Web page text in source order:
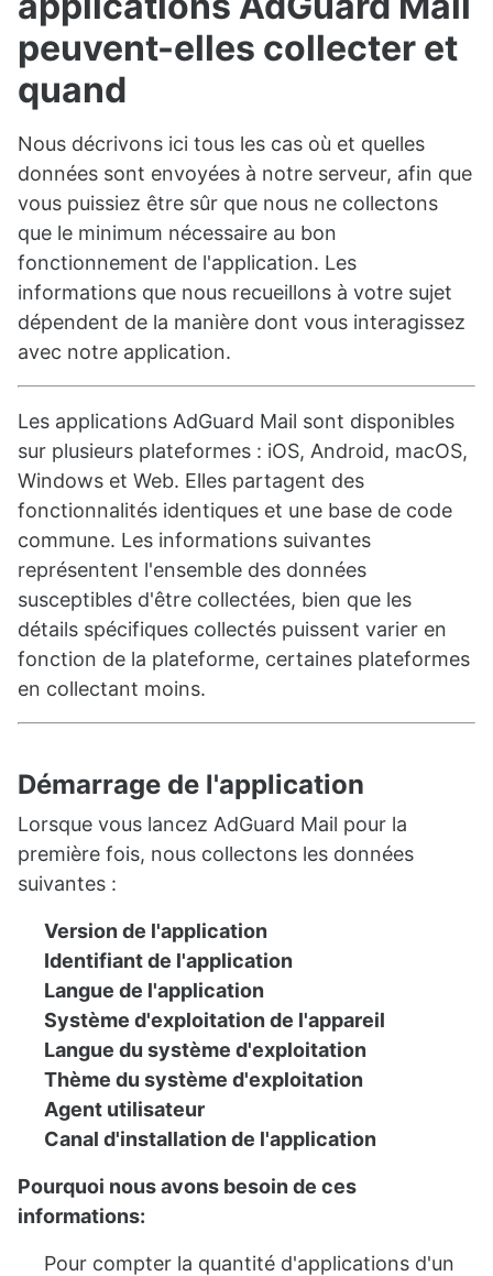
peuvent-elles collecter et
quand
Nous décrivons ici tous les cas où et quelles
données sont envoyées à notre serveur, afin que
vous puissiez être sûr que nous ne collectons
que le minimum nécessaire au bon
fonctionnement de l'application. Les
informations que nous recueillons à votre sujet
dépendent de la manière dont vous interagissez
avec notre application.
Les applications AdGuard Mail sont disponibles
sur plusieurs plateformes : iOS, Android, macOS,
Windows et Web. Elles partagent des
fonctionnalités identiques et une base de code
commune. Les informations suivantes
représentent l'ensemble des données
susceptibles d'être collectées, bien que les
détails spécifiques collectés puissent varier en
fonction de la plateforme, certaines plateformes
en collectant moins.
Démarrage de l'application
Lorsque vous lancez AdGuard Mail pour la
première fois, nous collectons les données
suivantes :
Version de l'application
Identifiant de l'application
Langue de l'application
Système d'exploitation de l'appareil
Langue du système d'exploitation
Thème du système d'exploitation
Agent utilisateur
Canal d'installation de l'application
Pourquoi nous avons besoin de ces
informations:
Pour compter la quantité d'applications d'un